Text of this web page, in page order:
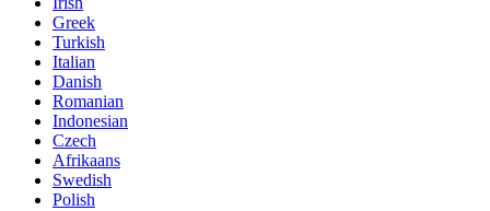
Greek
Turkish
Italian
Danish
Romanian
Indonesian
Czech
Afrikaans
Swedish
Polish